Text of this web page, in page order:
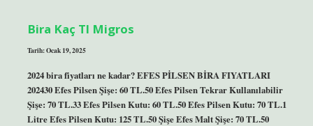
Bira Kaç Tl Migros
Tarih: Ocak 19, 2025
2024 bira fiyatları ne kadar? EFES PİLSEN BİRA FIYATLARI
202430 Efes Pilsen Şişe: 60 TL.50 Efes Pilsen Tekrar Kullanılabilir
Şişe: 70 TL.33 Efes Pilsen Kutu: 60 TL.50 Efes Pilsen Kutu: 70 TL.1
Litre Efes Pilsen Kutu: 125 TL.50 Şişe Efes Malt Şişe: 70 TL.50